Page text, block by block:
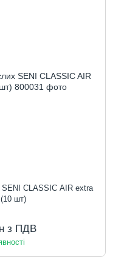
SENI CLASSIC AIR extra
(10 шт)
з ПДВ